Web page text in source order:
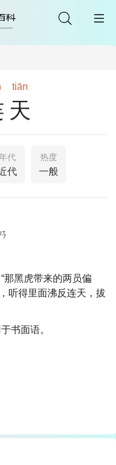
tiān
代
代
热度
一般
那黑虎带来的两员偏
听得里面沸反连天，拔
书面语。